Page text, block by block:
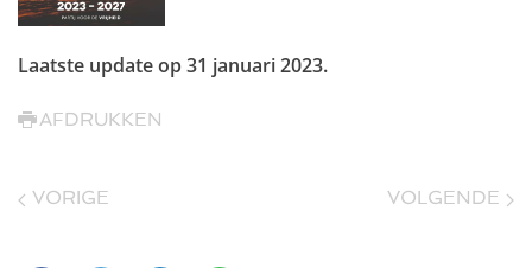
Laatste update op31 januari 2023.
AFDRUKKEN
VORIGE VOLGENDE